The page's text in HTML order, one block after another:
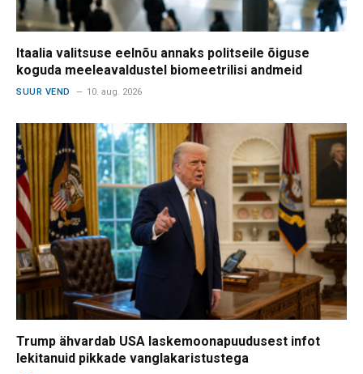
Itaalia valitsuse eelnõu annaks politseile õiguse
koguda meeleavaldustel biomeetrilisi andmeid
SUUR VEND 10. aug. 2026
Trump ähvardab USA laskemoonapuudusest infot
lekitanuid pikkade vanglakaristustega